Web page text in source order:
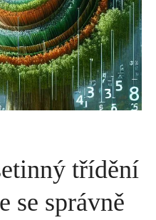
třídění
se správně